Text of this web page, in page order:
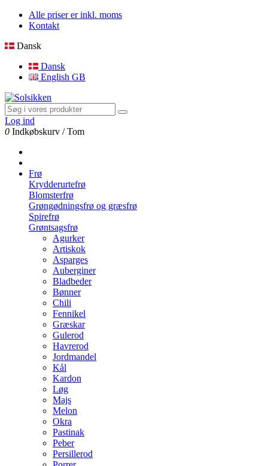
Alle priser er inkl. moms
Kontakt
Dansk
Dansk
English GB
Log ind
0 Indkøbskurv /Tom
Frø
Krydderurtefrø
Blomsterfrø
Grøngødningsfrø og græsfrø
Spirefrø
Grøntsagsfrø
Agurker
Artiskok
Asparges
Auberginer
Bladbeder
Bønner
Chili
Fennikel
Græskar
Gulerod
Havrerod
Jordmandel
Kål
Kardon
Løg
Majs
Melon
Okra
Pastinak
Peber
Persillerod